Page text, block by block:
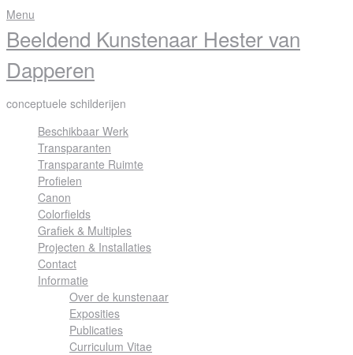
Skip
to
content
Menu
Beeldend Kunstenaar Hester van
Dapperen
conceptuele schilderijen
Beschikbaar Werk
Transparanten
Transparante Ruimte
Profielen
Canon
Colorfields
Grafiek & Multiples
Projecten & Installaties
Contact
Informatie
Over de kunstenaar
Exposities
Publicaties
Curriculum Vitae